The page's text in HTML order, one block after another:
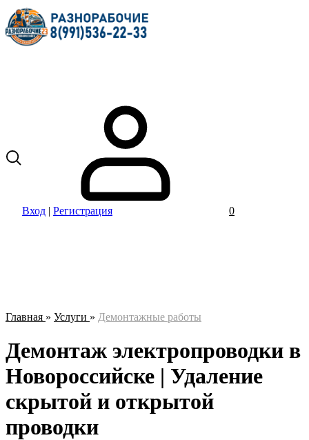
Вход | Регистрация 0
Главная » Услуги » Демонтажные работы
Демонтаж электропроводки в
Новороссийске | Удаление
скрытой и открытой
проводки